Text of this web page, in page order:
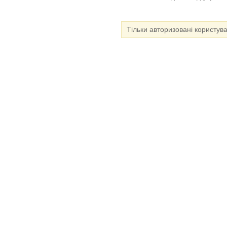
Тільки авторизовані